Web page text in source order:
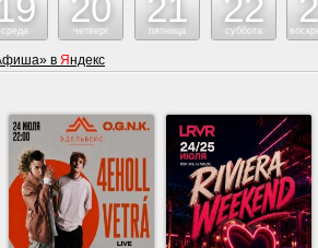
среда четверг пятница суббота
в Яндекс